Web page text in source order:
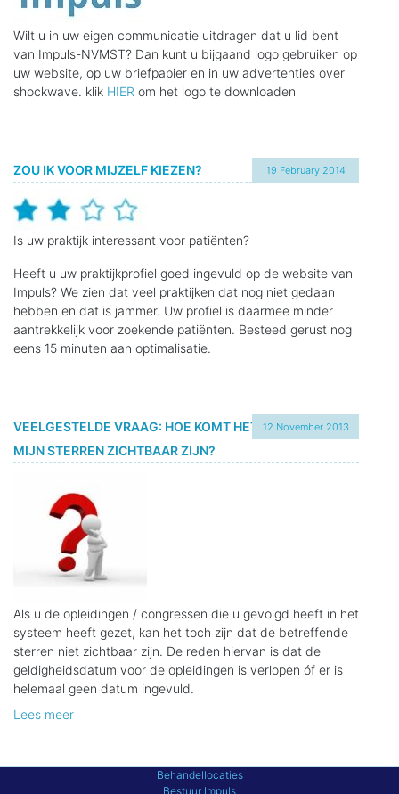
Wilt u in uw eigen communicatie uitdragen dat u lid bent
van Impuls-NVMST? Dan kunt u bijgaand logo gebruiken op
uw website, op uw briefpapier en in uw advertenties over
shockwave. klik HIER om het logo te downloaden
ZOU IK VOOR MIJZELF KIEZEN? 19 February 2014
Is uw praktijk interessant voor patiënten?
Heeft u uw praktijkprofiel goed ingevuld op de website van
Impuls? We zien dat veel praktijken dat nog niet gedaan
hebben en dat is jammer. Uw profiel is daarmee minder
aantrekkelijk voor zoekende patiënten. Besteed gerust nog
eens 15 minuten aan optimalisatie.
VEELGESTELDE VRAAG: HOE KOMT HET DAT NIET AL
MIJN STERREN ZICHTBAAR ZIJN?
12 November 2013
Als u de opleidingen / congressen die u gevolgd heeft in het
systeem heeft gezet, kan het toch zijn dat de betreffende
sterren niet zichtbaar zijn. De reden hiervan is dat de
geldigheidsdatum voor de opleidingen is verlopen óf er is
helemaal geen datum ingevuld.
Lees meer
Behandellocaties
Bestuur Impuls